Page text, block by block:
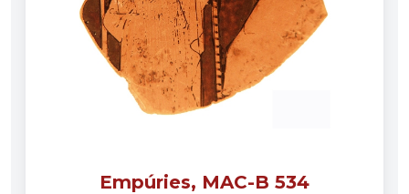
Empúries, MAC-B 534